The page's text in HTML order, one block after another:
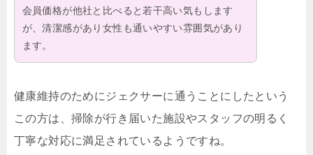
会員価格が他社と比べると若干高い気もします
が、清潔感があり女性も通いやすい雰囲気があり
ます。
健康維持のためにジェクサーに通うことにしたという
この方は、掃除が行き届いた施設やスタッフの明るく
丁寧な対応に満足されているようですね。